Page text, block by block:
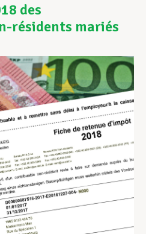
privée
des
résidents mariés